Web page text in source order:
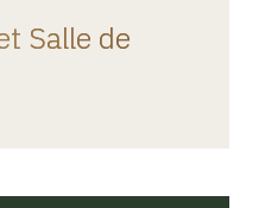
Salle de